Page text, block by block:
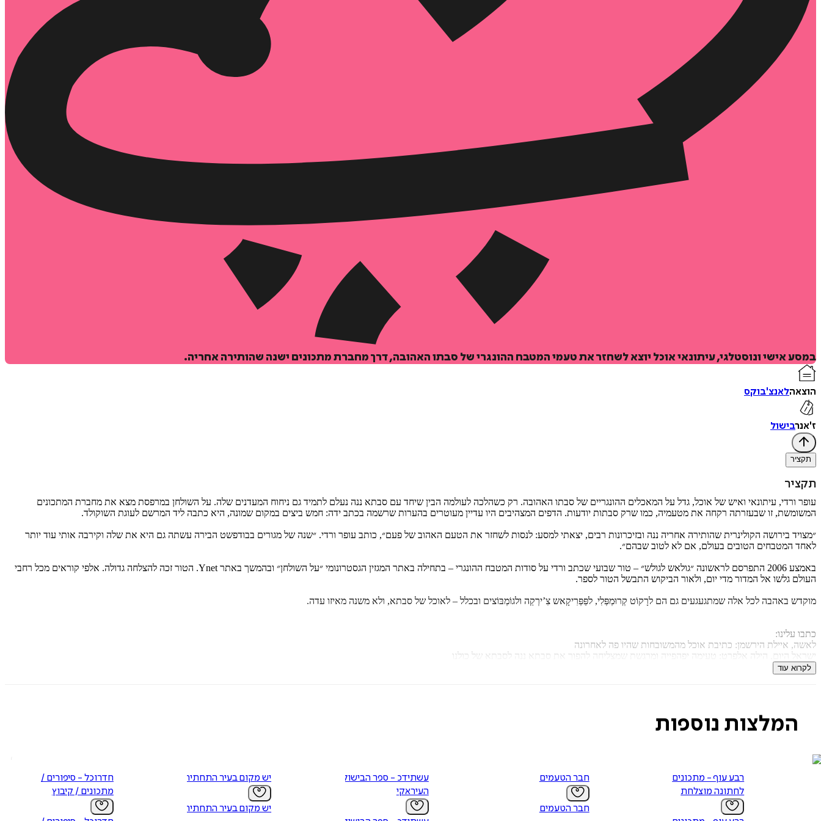
איזה פורמט בא לך?
במסע אישי ונוסטלגי, עיתונאי אוכל יוצא לשחזר את טעמי המטבח ההונגרי של סבתו האהובה, דרך מחברת מתכונים ישנה שהותירה אחריה.
הוצאהלאנצ'בוקס
ז'אנרבישול
תקציר
תקציר
עופר ורדי, עיתונאי ואיש של אוכל, גדל על המאכלים ההונגריים של סבתו האהובה. רק כשהלכה לעולמה הבין שיחד עם סבתא ננה נעלם לתמיד גם ניחוח המעדנים שלה. על השולחן במרפסת מצא את מחברת המתכונים
המשומשת, זו שבעזרתה רקחה את מטעמיה, כמו שרק סבתות יודעות. הדפים המצהיבים היו עדיין מעוטרים בהערות שרשמה בכתב ידה: חמש ביצים במקום שמונה, היא כתבה ליד המרשם לעוגת השוקולד.
״מצויד בירושה הקולינרית שהותירה אחריה ננה ובזיכרונות רבים, יצאתי למסע: לנסות לשחזר את הטעם האהוב של פעם״, כותב עופר ורדי. ״שנה של מגורים בבודפשט הבירה עשתה גם היא את שלה וקירבה אותי עוד יותר
לאחד המטבחים הטובים בעולם, אם לא לטוב שבהם״.
באמצע 2006 התפרסם לראשונה ״גולאש לגולש״ – טור שבועי שכתב ורדי על סודות המטבח ההונגרי – בתחילה באתר המגזין הגסטרונומי ״על השולחן״ ובהמשך באתר Ynet. הטור זכה להצלחה גדולה. אלפי קוראים מכל רחבי
העולם גלשו אל המדור מדי יום, ולאור הביקוש התבשל הטור לספר.
מוקדש באהבה לכל אלה שמתגעגעים גם הם לרָקוֹט קְרוּמְפְּלִי, לפַּפְּרִיקָאש צִ’ירְקֵה ולגוֹמְבּוֹצים ובכלל – לאוכל של סבתא, ולא משנה מאיזו עדה.
כתבו עלינו:
לאשה, איילת הירשמן: כתיבת אוכל מהמשובחות שהיו פה לאחרונה
ישראל היום, הילה אלפרט: טעימה יפהפייה ומרגשת שמצליחה להפוך את סבתא ננה לסבתא של כולנו
ידיעות אחרונות, שרית סרדס טרוטינו: גולאש לגולש מוכיח חשיבה מחוץ לקופסה
מעריב, יעל פז מלמד: האוצר הזה אחראי לכך שסוף סוף הצלחתי להכין גולאש כהלכתו
לקרוא עוד
המלצות נוספות
רבע עוף - מתכונים
לחתונה מוצלחת
חבר הטעמים
חבר הטעמים
עשתידכ - ספר הבישול
העיראקי
יש מקום בעיר התחתית
יש מקום בעיר התחתית
חדרוכל - סיפורים /
מתכונים / קיבוץ